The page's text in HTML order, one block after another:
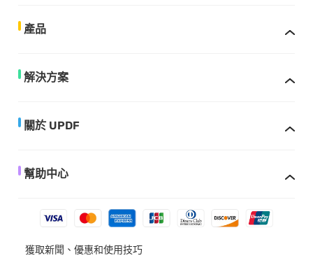
產品
解決方案
關於 UPDF
幫助中心
獲取新聞、優惠和使用技巧